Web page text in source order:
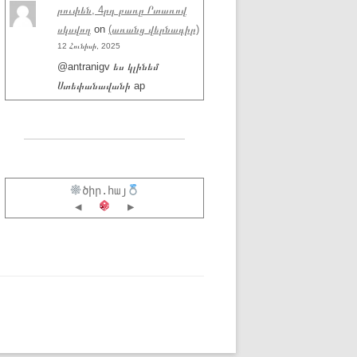
րուփեն, 4րդ բառը Րտառով
սկսվող on (առանց վերնագիր)
12 Հունիսի, 2025
@antranigv ես կլինեմ
Ստեփանավանի ap
ծիր.հայ
◀
▶